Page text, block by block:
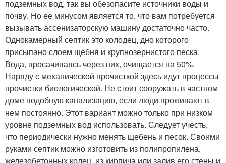
подземных вод, так вы обезопасите источники воды и
почву. Но ее минусом является то, что вам потребуется
вызывать ассенизаторскую машину достаточно часто.
Однокамерный септик это колодец, дно которого
присыпано слоем щебня и крупнозернистого песка.
Вода, просачиваясь через них, очищается на 50%.
Наряду с механической прочисткой здесь идут процессы
прочистки биологической. Не стоит сооружать в частном
доме подобную канализацию, если люди проживают в
нем постоянно. Этот вариант можно только при низком
уровне подземных вод использовать. Следует учесть,
что периодически нужно менять щебень и песок. Своими
руками септик можно изготовить из полипропилена,
железобетонных колец, из кирпича или залив его стены и